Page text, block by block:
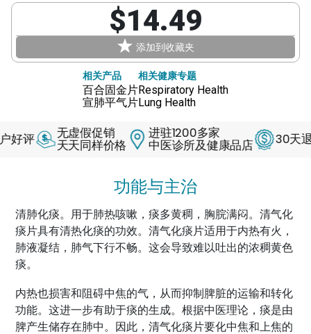
$14.49
添加到收藏夹
相关产品
百合固金片
宣肺平气片
相关健康专题
Respiratory Health
Lung Health
无虚假促销
天天同样价格
进驻1200多家
中医诊所及健康品店 30天退款保
功能与主治
清肺化痰。用于肺热咳嗽，痰多黄稠，胸脘满闷。清气化
痰片具有清热化痰的功效。清气化痰片适用于内热有火，
肺液凝结，肺气下行不畅。这会导致难以吐出的浓稠黄色
痰。
内热也损害和阻碍中焦的气，从而抑制脾脏的运输和转化
功能。这进一步有助于痰的生成。根据中医理论，痰是由
脾产生储存在肺中。因此，清气化痰片要化中焦和上焦的